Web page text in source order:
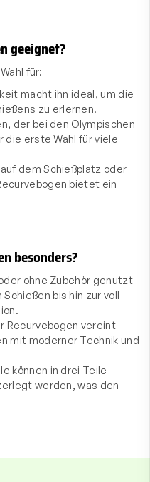
geeignet?
für:
macht ihn ideal, um die
zu erlernen.
der bei den Olympischen
erste Wahl für viele
dem Schießplatz oder
bietet ein
besonders?
ohne Zubehör genutzt
bis hin zur voll
Recurvebogen vereint
mit moderner Technik und
können in drei Teile
werden, was den